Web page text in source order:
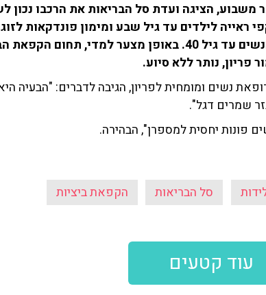
ראייה לילדים עד גיל שבע ומימון פונדקאות
יורחב לכלל הנשים עד גיל 40. באופן מצער למדי,
פריון, נותר ללא סיוע.
נשים ומומחית לפריון, הגיבה לדברים: "הבעיה
שמרים דגל".
פונות יחסית למספרן", הבהירה.
סל הבריאות הקפאת ביציות
עוד קטעים